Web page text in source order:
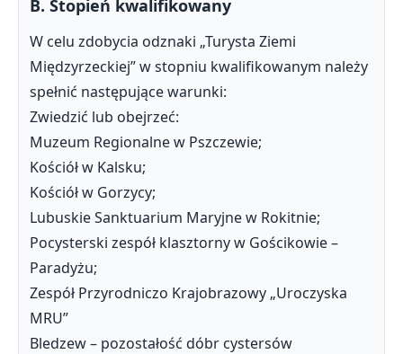
B. Stopień kwalifikowany
W celu zdobycia odznaki „Turysta Ziemi
Międzyrzeckiej” w stopniu kwalifikowanym należy
spełnić następujące warunki:
Zwiedzić lub obejrzeć:
Muzeum Regionalne w Pszczewie;
Kościół w Kalsku;
Kościół w Gorzycy;
Lubuskie Sanktuarium Maryjne w Rokitnie;
Pocysterski zespół klasztorny w Gościkowie –
Paradyżu;
Zespół Przyrodniczo Krajobrazowy „Uroczyska
MRU”
Bledzew – pozostałość dóbr cystersów